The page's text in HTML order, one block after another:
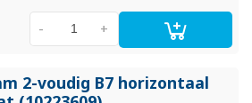
+
-
2-voudig B7 horizontaal